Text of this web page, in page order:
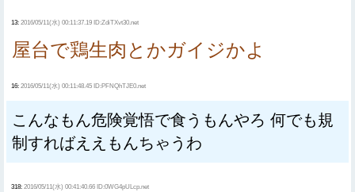
13: 2016/05/11(水) 00:11:37.19 ID:ZdiTXvt30.net
屋台で鶏生肉とかガイジかよ
16: 2016/05/11(水) 00:11:48.45 ID:PFNQhTJE0.net
こんなもん危険覚悟で食うもんやろ 何でも規
制すればええもんちゃうわ
318: 2016/05/11(水) 00:41:40.66 ID:0WG4pULcp.net